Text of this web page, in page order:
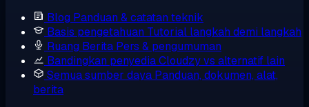
Blog Panduan & catatan teknik
Basis pengetahuan Tutorial langkah demi langkah
Ruang Berita Pers & pengumuman
Bandingkan penyediaCloudzy vs alternatif lain
Semua sumber daya Panduan, dokumen, alat,
berita